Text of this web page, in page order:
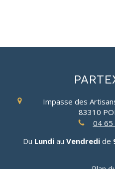
Impasse des
83310
04 65
Du Lundiau Vendredide